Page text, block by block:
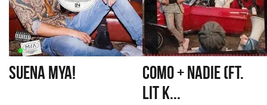
SUENA MYA!
COMO + NADIE (FT.
LIT K...